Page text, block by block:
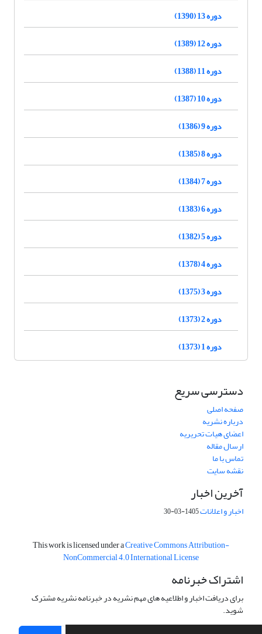
دوره 13 (1390)
دوره 12 (1389)
دوره 11 (1388)
دوره 10 (1387)
دوره 9 (1386)
دوره 8 (1385)
دوره 7 (1384)
دوره 6 (1383)
دوره 5 (1382)
دوره 4 (1378)
دوره 3 (1375)
دوره 2 (1373)
دوره 1 (1373)
دسترسی سریع
صفحه اصلی
درباره نشریه
اعضای هیات تحریریه
ارسال مقاله
تماس با ما
نقشه سایت
آخرین اخبار
اخبار و اعلانات1405-03-30
This work is licensed under aCreative Commons Attribution-
NonCommercial 4.0 International License
اشتراک خبرنامه
برای دریافت اخبار و اطلاعیه های مهم نشریه در خبرنامه نشریه مشترک
شوید.